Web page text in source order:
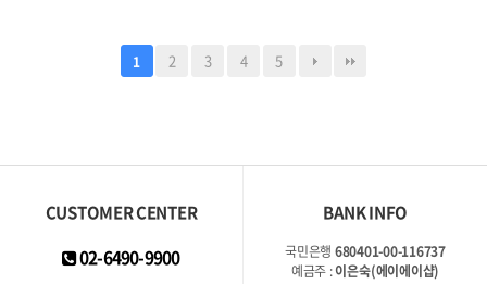
1
2 3 4 5
CUSTOMER CENTER
02-6490-9900
BANK INFO
국민은행 680401-00-116737
예금주 :이은숙(에이에이샵)